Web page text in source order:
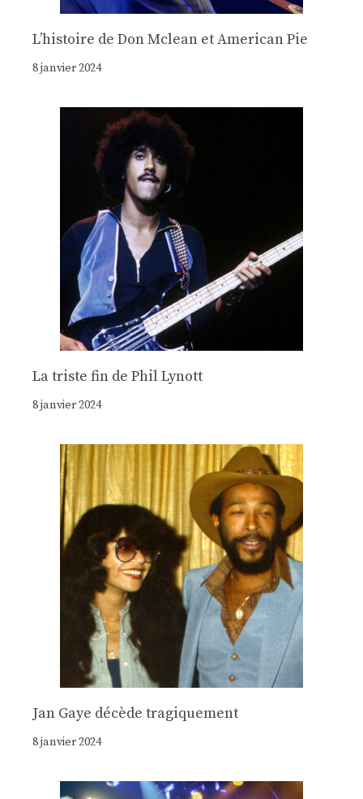
Lʼhistoire de Don Mclean et American Pie
8 janvier 2024
La triste fin de Phil Lynott
8 janvier 2024
Jan Gaye décède tragiquement
8 janvier 2024